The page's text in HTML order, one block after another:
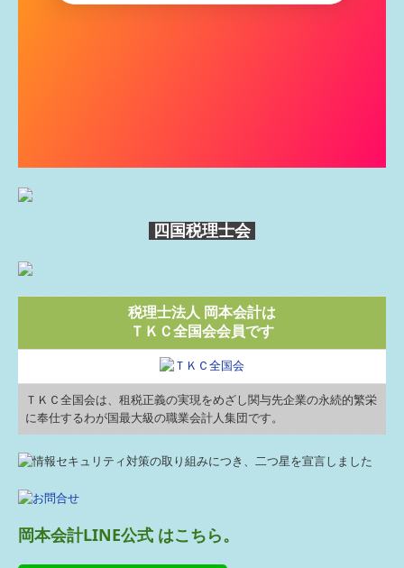
四国税理士会
税理士法人 岡本会計は
ＴＫＣ全国会会員です
ＴＫＣ全国会は、租税正義の実現をめざし関与先企業の永続的繁栄
に奉仕するわが国最大級の職業会計人集団です。
岡本会計LINE公式 はこちら。